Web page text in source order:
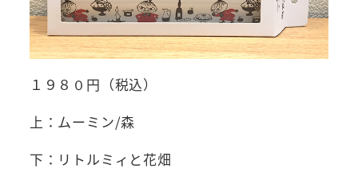
１９８０円（税込）
上：ムーミン/森
下：リトルミィと花畑